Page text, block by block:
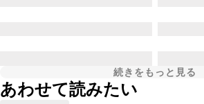
続きをもっと見る
あわせて読みたい